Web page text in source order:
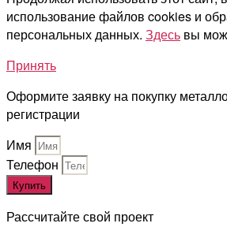
использование файлов cookies и
персональных данных. Здесь вы
Принять
Оформите заявку на покупку
регистрации
Имя
Телефон
Купить
Рассчитайте свой проект